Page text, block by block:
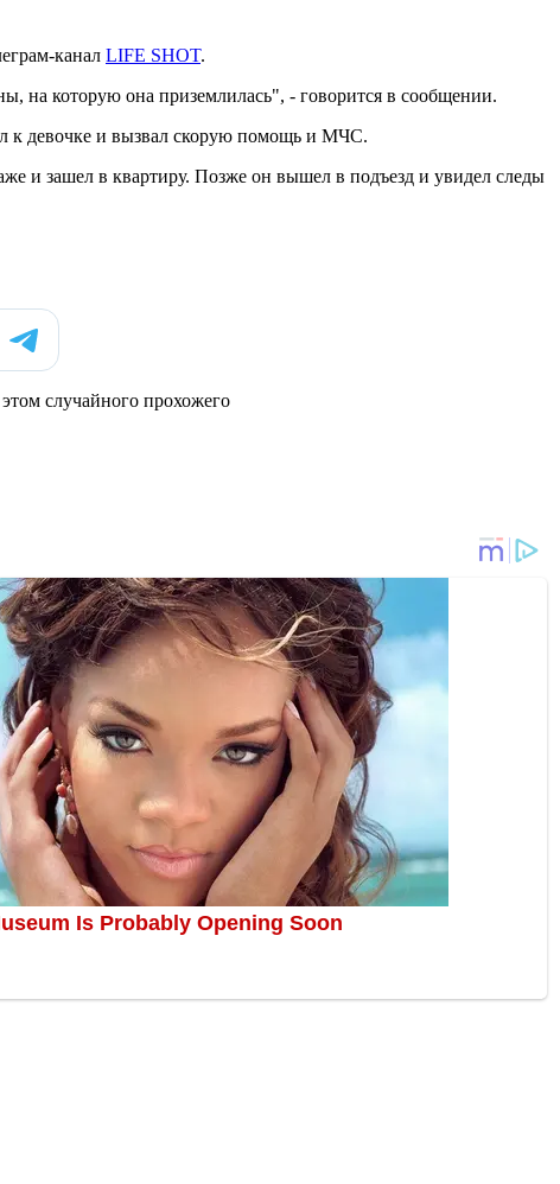
канал LIFE SHOT.
на которую она приземлилась", - говорится в сообщении.
к девочке и вызвал скорую помощь и МЧС.
и зашел в квартиру. Позже он вышел в подъезд и увидел следы
случайного прохожего